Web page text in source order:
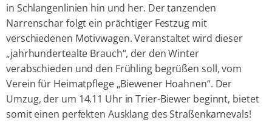
in Schlangenlinien hin und her. Der tanzenden
Narrenschar folgt ein prächtiger Festzug mit
verschiedenen Motivwagen. Veranstaltet wird dieser
„jahrhundertealte Brauch“, der den Winter
verabschieden und den Frühling begrüßen soll, vom
Verein für Heimatpflege „Biewener Hoahnen“. Der
Umzug, der um 14.11 Uhr in Trier-Biewer beginnt, bietet
somit einen perfekten Ausklang des Straßenkarnevals!